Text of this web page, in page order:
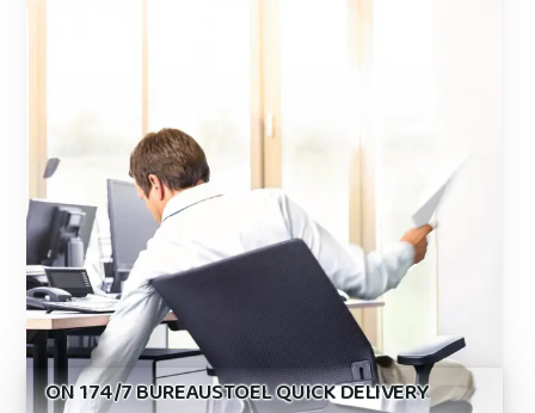
ON 174/7 BUREAUSTOEL QUICK DELIVERY